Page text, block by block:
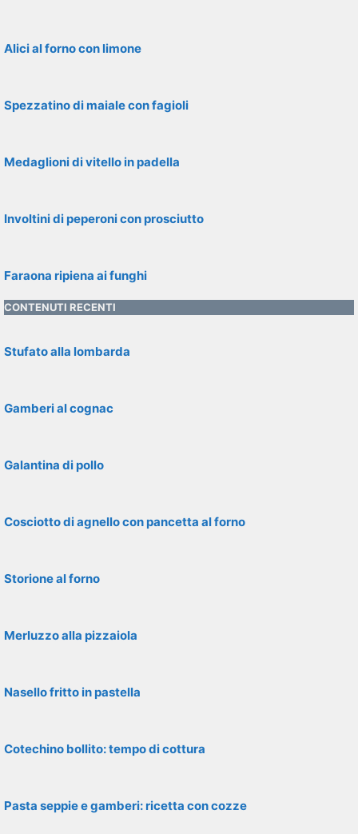
Alici al forno con limone
Spezzatino di maiale con fagioli
Medaglioni di vitello in padella
Involtini di peperoni con prosciutto
Faraona ripiena ai funghi
CONTENUTI RECENTI
Stufato alla lombarda
Gamberi al cognac
Galantina di pollo
Cosciotto di agnello con pancetta al forno
Storione al forno
Merluzzo alla pizzaiola
Nasello fritto in pastella
Cotechino bollito: tempo di cottura
Pasta seppie e gamberi: ricetta con cozze